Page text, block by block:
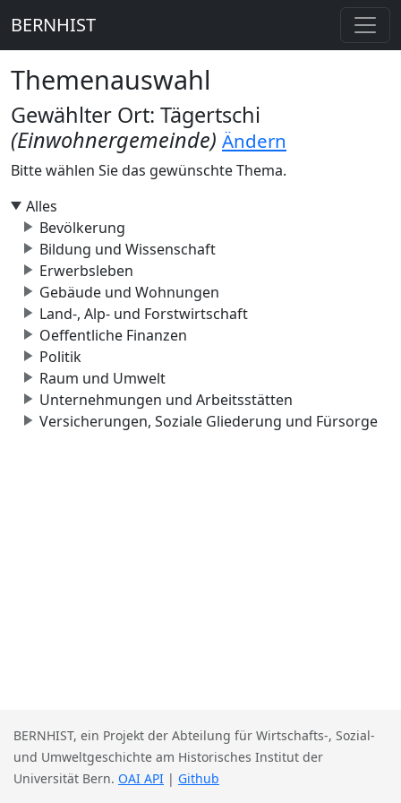
BERNHIST
Themenauswahl
Gewählter Ort: Tägertschi
(Einwohnergemeinde) Ändern
Bitte wählen Sie das gewünschte Thema.
Alles
Bevölkerung
Bildung und Wissenschaft
Erwerbsleben
Gebäude und Wohnungen
Land-, Alp- und Forstwirtschaft
Oeffentliche Finanzen
Politik
Raum und Umwelt
Unternehmungen und Arbeitsstätten
Versicherungen, Soziale Gliederung und Fürsorge
BERNHIST, ein Projekt der Abteilung für Wirtschafts-, Sozial-
und Umweltgeschichte am Historisches Institut der
Universität Bern. OAI API | Github